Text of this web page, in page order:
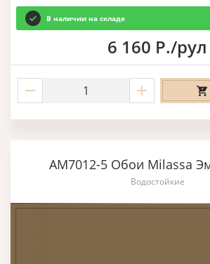
В наличии на складе
6 160 Р./рул
AM7012-5 Обои Milassa
Водостойкие